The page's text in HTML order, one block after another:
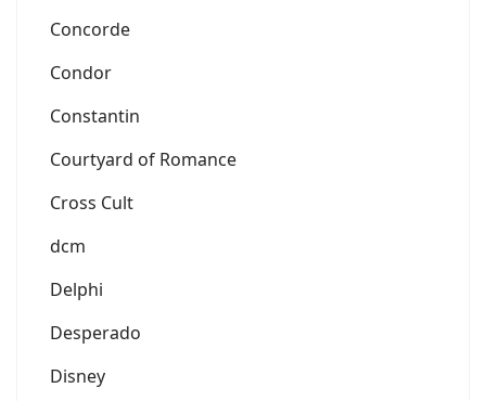
Concorde
Condor
Constantin
Courtyard of Romance
Cross Cult
dcm
Delphi
Desperado
Disney